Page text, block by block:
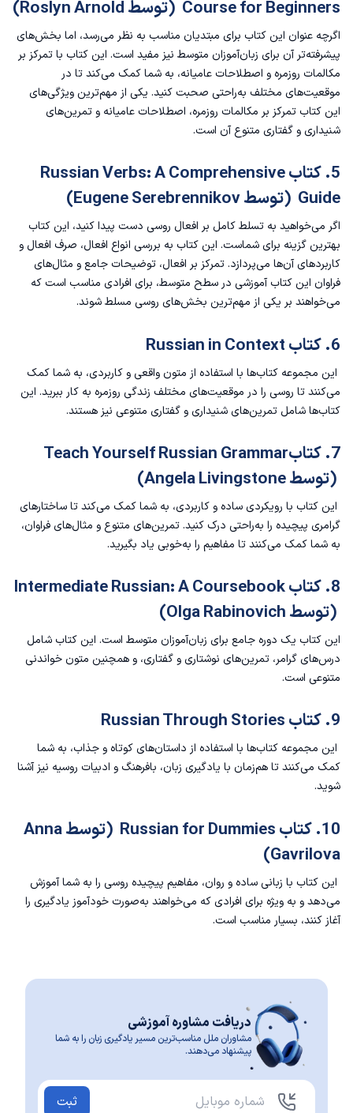
Course for Beginners (توسط Roslyn Arnold)
اگرچه عنوان این کتاب برای مبتدیان مناسب به نظر می‌رسد، اما بخش‌های
پیشرفته‌تر آن برای زبان‌آموزان متوسط نیز مفید است. این کتاب با تمرکز بر
مکالمات روزمره و اصطلاحات عامیانه، به شما کمک می‌کند تا در
موقعیت‌های مختلف به‌راحتی صحبت کنید. یکی از مهم‌ترین ویژگی‌های
این کتاب تمرکز بر مکالمات روزمره، اصطلاحات عامیانه و تمرین‌های
شنیداری و گفتاری متنوع آن است.
5. کتاب Russian Verbs: A Comprehensive
Guide (توسط Eugene Serebrennikov)
اگر می‌خواهید به تسلط کامل بر افعال روسی دست پیدا کنید، این کتاب
بهترین گزینه برای شماست. این کتاب به بررسی انواع افعال، صرف افعال و
کاربردهای آن‌ها می‌پردازد. تمرکز بر افعال، توضیحات جامع و مثال‌های
فراوان این کتاب آموزشی در سطح متوسط، برای افرادی مناسب است که
می‌خواهند بر یکی از مهم‌ترین بخش‌های روسی مسلط شوند.
6. کتاب Russian in Context
این مجموعه کتاب‌ها با استفاده از متون واقعی و کاربردی، به شما کمک
می‌کنند تا روسی را در موقعیت‌های مختلف زندگی روزمره به کار ببرید. این
کتاب‌ها شامل تمرین‌های شنیداری و گفتاری متنوعی نیز هستند.
7. کتابTeach Yourself Russian Grammar
(توسط Angela Livingstone)
این کتاب با رویکردی ساده و کاربردی، به شما کمک می‌کند تا ساختارهای
گرامری پیچیده را به‌راحتی درک کنید. تمرین‌های متنوع و مثال‌های فراوان،
به شما کمک می‌کنند تا مفاهیم را به‌خوبی یاد بگیرید.
8. کتاب Intermediate Russian: A Coursebook
(توسط Olga Rabinovich)
این کتاب یک دوره جامع برای زبان‌آموزان متوسط است. این کتاب شامل
درس‌های گرامر، تمرین‌های نوشتاری و گفتاری، و همچنین متون خواندنی
متنوعی است.
9. کتاب Russian Through Stories
این مجموعه کتاب‌ها با استفاده از داستان‌های کوتاه و جذاب، به شما
کمک می‌کنند تا هم‌زمان با یادگیری زبان، بافرهنگ و ادبیات روسیه نیز آشنا
شوید.
10. کتاب Russian for Dummies (توسط Anna
Gavrilova)
این کتاب با زبانی ساده و روان، مفاهیم پیچیده روسی را به شما آموزش
می‌دهد و به ویژه برای افرادی که می‌خواهند به‌صورت خودآموز یادگیری را
آغاز کنند، بسیار مناسب است.
دریافت مشاوره آموزشی
مشاوران ملل مناسب‌ترین مسیر یادگیری زبان را به شما
پیشنهاد می‌دهند.
ثبت